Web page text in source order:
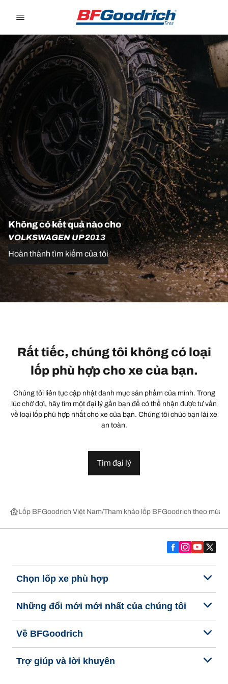
Không có kết quả nào cho
VOLKSWAGEN UP 2013
Hoàn thành tìm kiếm của tôi
Rất tiếc, chúng tôi không có loại
lốp phù hợp cho xe của bạn.
Chúng tôi liên tục cập nhật danh mục sản phẩm của mình. Trong
lúc chờ đợi, hãy tìm một đại lý gần bạn để có thể nhận được tư vấn
về loại lốp phù hợp nhất cho xe của bạn. Chúng tôi chúc bạn lái xe
an toàn.
Tìm đại lý
Lốp BFGoodrich Việt Nam Tham khảo lốp BFGoodrich theo
Chọn lốp xe phù hợp
Những đổi mới mới nhất của chúng tôi
Về BFGoodrich
Trợ giúp và lời khuyên